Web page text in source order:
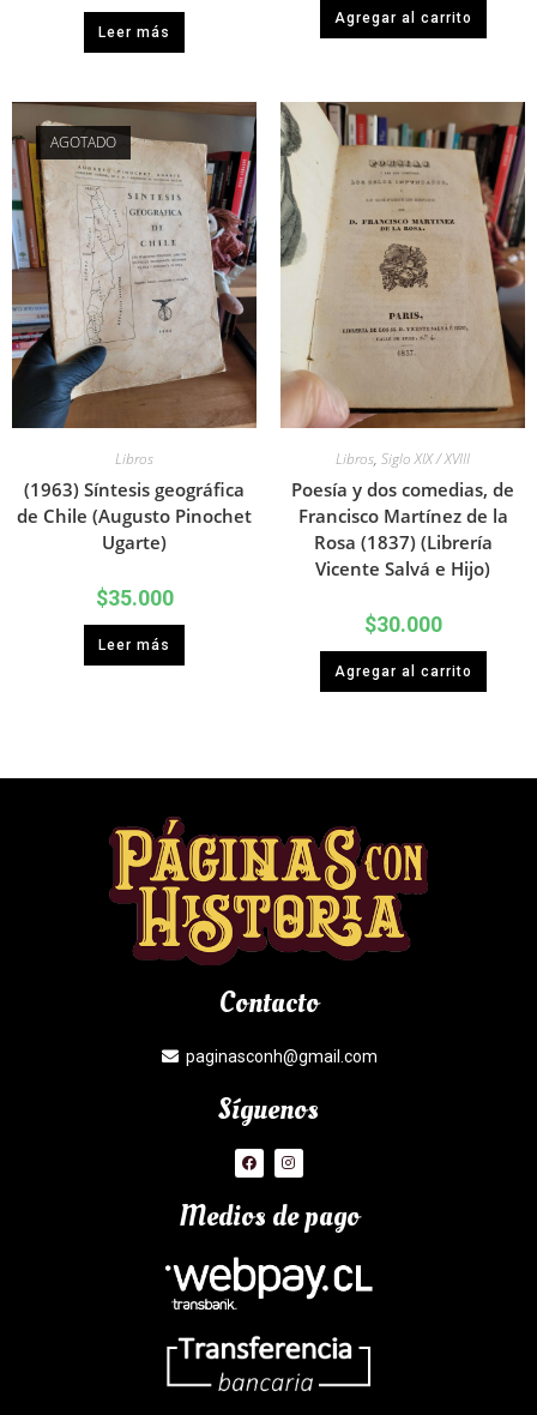
Leer más
Agregar al carrito
AGOTADO
Libros
(1963) Síntesis geográfica
de Chile (Augusto Pinochet
Ugarte)
$35.000
Leer más
Libros, Siglo XIX / XVIII
Poesía y dos comedias, de
Francisco Martínez de la
Rosa (1837) (Librería
Vicente Salvá e Hijo)
$30.000
Agregar al carrito
Contacto
paginasconh@gmail.com
Síguenos
Medios de pago